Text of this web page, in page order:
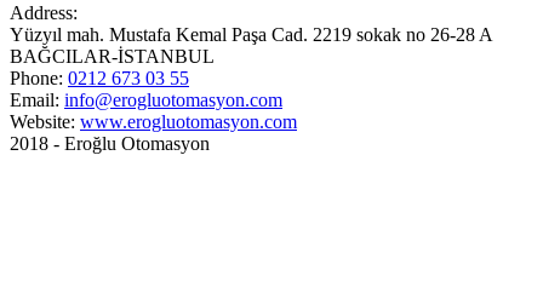
Address:
Yüzyıl mah. Mustafa Kemal Paşa Cad. 2219 sokak no 26-28 A
BAĞCILAR-İSTANBUL
Phone: 0212 673 03 55
Email: info@erogluotomasyon.com
Website: www.erogluotomasyon.com
2018 - Eroğlu Otomasyon